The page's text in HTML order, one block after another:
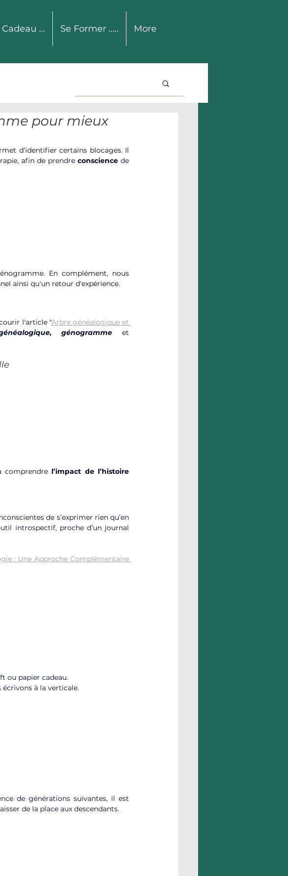
Cadeau ... Se Former ..... More
pour mieux
d’identifier certains blocages. Il
afin de prendre conscience
En complément, nous
ainsi qu'un retour d'expérience.
l'article "Arbre généalogique et
génogramme
comprendre l’impact de l’histoire
de s’exprimer rien qu’en
introspectif, proche d’un journal
: Une Approche Complémentaire
ou papier cadeau.
écrivons à la verticale.
de générations suivantes, il est
de la place aux descendants.